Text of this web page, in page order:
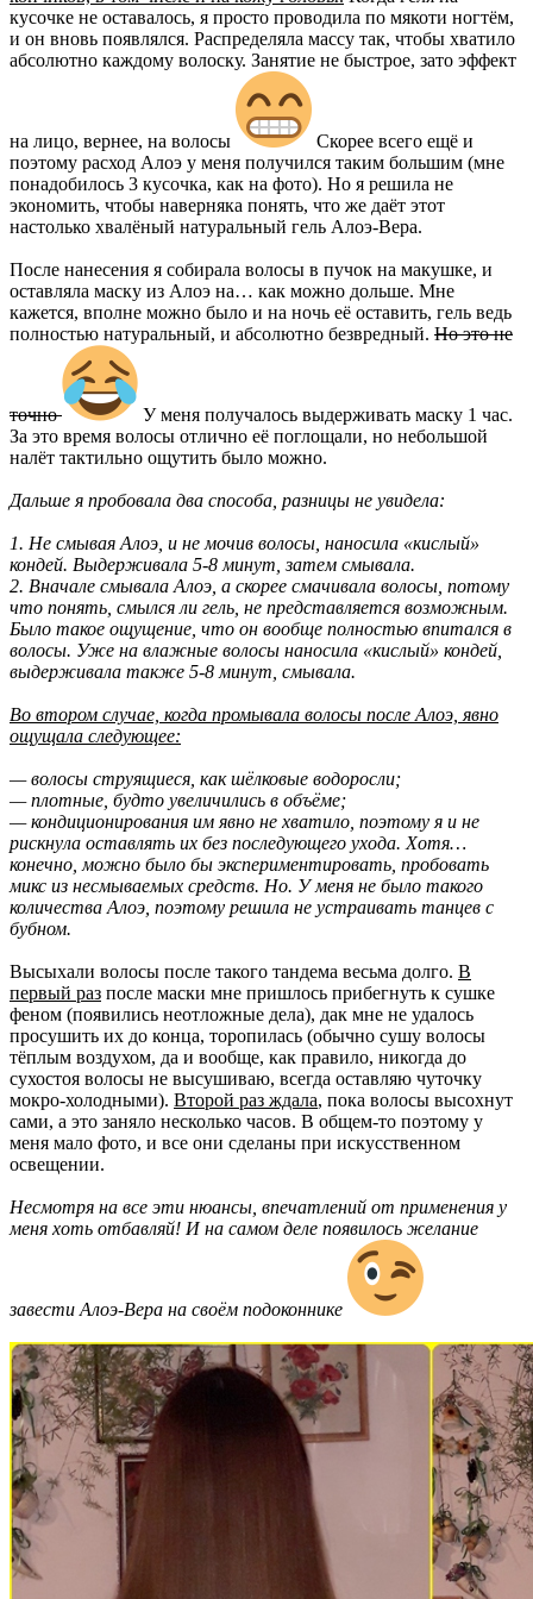
кусочке не оставалось, я просто проводила по мякоти ногтём,
и он вновь появлялся. Распределяла массу так, чтобы хватило
абсолютно каждому волоску. Занятие не быстрое, зато эффект
на лицо, вернее, на волосы
Скорее всего ещё и
поэтому расход Алоэ у меня получился таким большим (мне
понадобилось 3 кусочка, как на фото). Но я решила не
экономить, чтобы наверняка понять, что же даёт этот
настолько хвалёный натуральный гель Алоэ-Вера.
После нанесения я собирала волосы в пучок на макушке, и
оставляла маску из Алоэ на… как можно дольше. Мне
кажется, вполне можно было и на ночь её оставить, гель ведь
полностью натуральный, и абсолютно безвредный. Но это не
точно
У меня получалось выдерживать маску 1 час.
За это время волосы отлично её поглощали, но небольшой
налёт тактильно ощутить было можно.
Дальше я пробовала два способа, разницы не увидела:
1. Не смывая Алоэ, и не мочив волосы, наносила «кислый»
кондей. Выдерживала 5-8 минут, затем смывала.
2. Вначале смывала Алоэ, а скорее смачивала волосы, потому
что понять, смылся ли гель, не представляется возможным.
Было такое ощущение, что он вообще полностью впитался в
волосы. Уже на влажные волосы наносила «кислый» кондей,
выдерживала также 5-8 минут, смывала.
Во втором случае, когда промывала волосы после Алоэ, явно
ощущала следующее:
— волосы струящиеся, как шёлковые водоросли;
— плотные, будто увеличились в объёме;
— кондиционирования им явно не хватило, поэтому я и не
рискнула оставлять их без последующего ухода. Хотя…
конечно, можно было бы экспериментировать, пробовать
микс из несмываемых средств. Но. У меня не было такого
количества Алоэ, поэтому решила не устраивать танцев с
бубном.
Высыхали волосы после такого тандема весьма долго. В
первый раз после маски мне пришлось прибегнуть к сушке
феном (появились неотложные дела), дак мне не удалось
просушить их до конца, торопилась (обычно сушу волосы
тёплым воздухом, да и вообще, как правило, никогда до
сухостоя волосы не высушиваю, всегда оставляю чуточку
мокро-холодными). Второй раз ждала, пока волосы высохнут
сами, а это заняло несколько часов. В общем-то поэтому у
меня мало фото, и все они сделаны при искусственном
освещении.
Несмотря на все эти нюансы, впечатлений от применения у
меня хоть отбавляй! И на самом деле появилось желание
завести Алоэ-Вера на своём подоконнике